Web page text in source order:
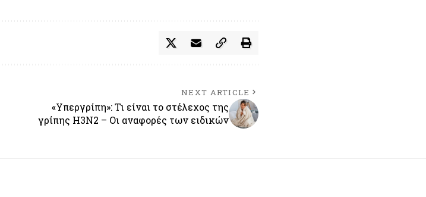
NEXT ARTICLE
«Υπεργρίπη»: Τι είναι το στέλεχος της
γρίπης H3N2 – Οι αναφορές των ειδικών